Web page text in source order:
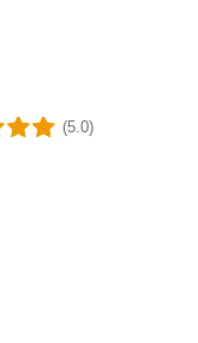
(5.0)